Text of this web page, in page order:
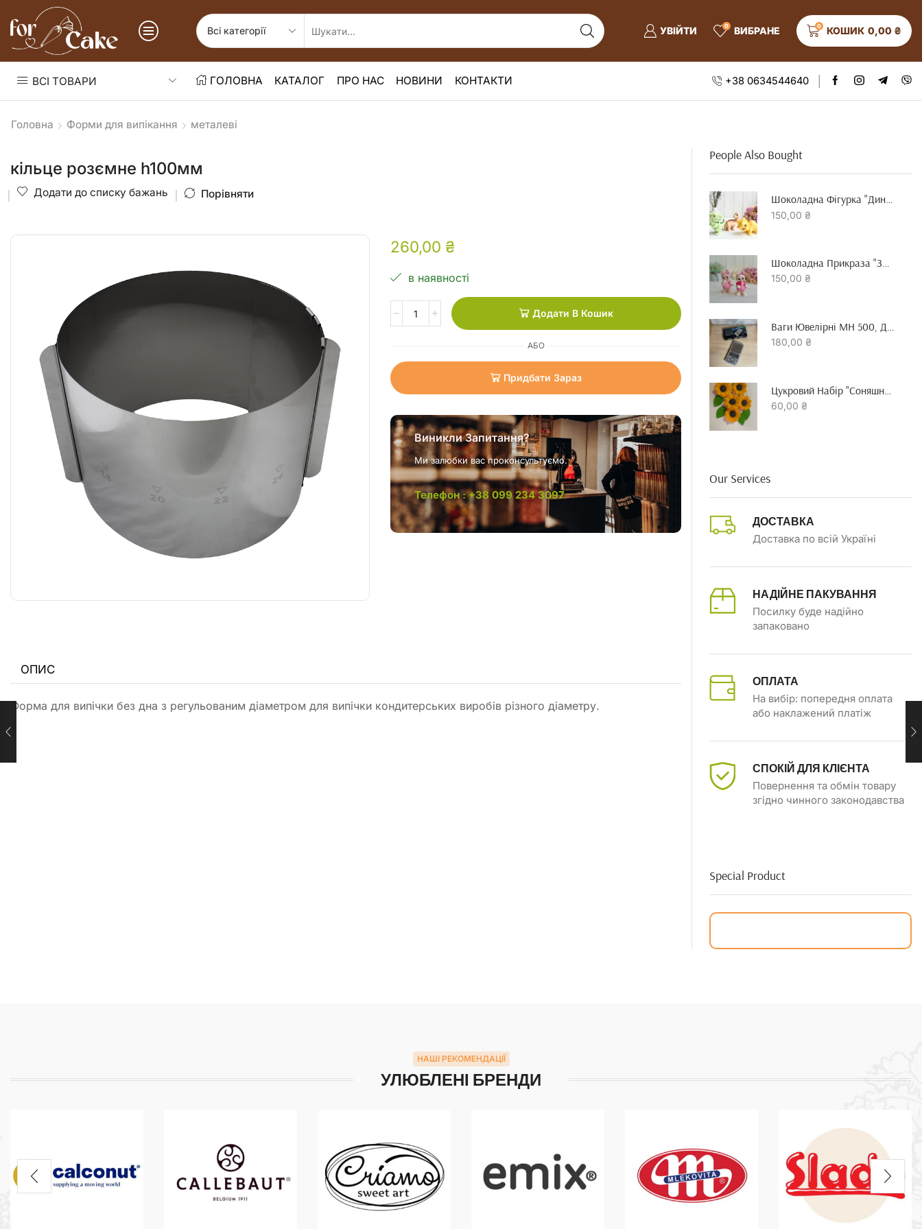
УВІЙТИ 0 ВИБРАНЕ 0 КОШИК 0,00 ₴
ВСІ ТОВАРИ ГОЛОВНА КАТАЛОГ ПРО НАС НОВИНИ КОНТАКТИ +38 0634544640
Головна Форми для випікання металеві
кільце розємне h100мм
Додати до списку бажань Порівняти
260,00 ₴
в наявності
Додати В Кошик
АБО
Придбати Зараз
Виникли Запитання?
Ми залюбки вас проконсультуємо.
Телефон : +38 099 234 3097
ОПИС
Форма для випічки без дна з регульованим діаметром для випічки кондитерських виробів різного діаметру.
People Also Bought
Шоколадна Фігурка "динозавр"
150,00 ₴
Шоколадна Прикраза "зайчик З Серцем"
150,00 ₴
180,00 ₴
60,00 ₴
Our Services
ДОСТАВКА
Доставка по всій Україні
НАДІЙНЕ ПАКУВАННЯ
Посилку буде надійно
запаковано
ОПЛАТА
На вибір: попередня оплата
або наклажений платіж
СПОКІЙ ДЛЯ КЛІЄНТА
Повернення та обмін товару
згідно чинного законодавства
Special Product
НАШІ РЕКОМЕНДАЦІЇ
УЛЮБЛЕНІ БРЕНДИ